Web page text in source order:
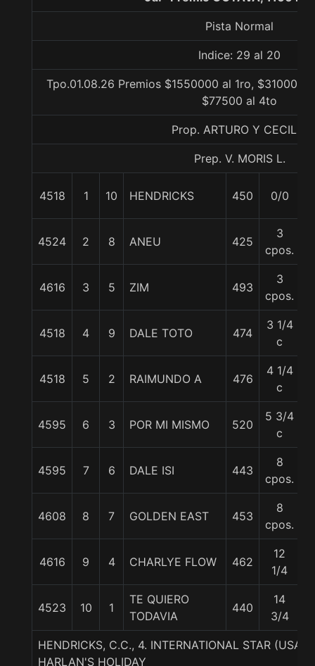
Pista Normal
Indice: 29 al 20
Tpo.01.08.26 Premios $1550000 al 1ro, $310000
$77500 al 4to
Prop. ARTURO Y CECILIA
Prep. V. MORIS L.
4518 1 10 HENDRICKS 450 0/0
4524 2 8 ANEU 425
3
cpos.
4616 3 5 ZIM 493
3
cpos.
4518 4 9 DALE TOTO 474
3 1/4
c
4518 5 2 RAIMUNDO A 476
4 1/4
c
4595 6 3 POR MI MISMO 520
5 3/4
c
4595 7 6 DALE ISI 443
8
cpos.
4608 8 7 GOLDEN EAST 453
8
cpos.
4616 9 4 CHARLYE FLOW 462
12
1/4
4523 10 1
TE QUIERO
TODAVIA
440
14
3/4
HENDRICKS, C.C., 4. INTERNATIONAL STAR
HARLAN'S HOLIDAY